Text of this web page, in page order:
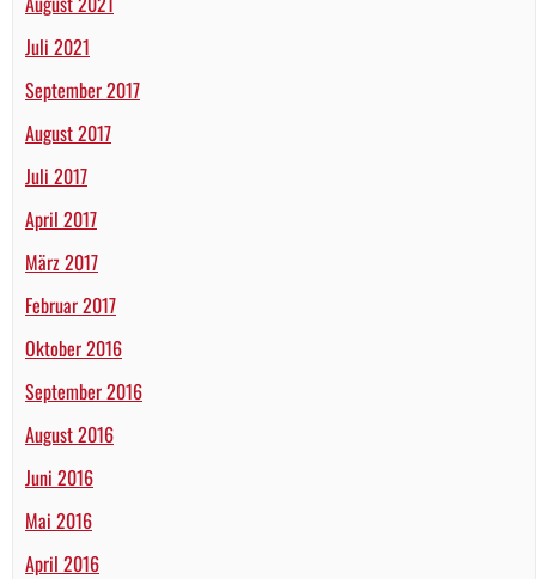
Juli 2021
September 2017
August 2017
Juli 2017
April 2017
März 2017
Februar 2017
Oktober 2016
September 2016
August 2016
Juni 2016
Mai 2016
April 2016